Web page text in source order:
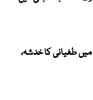
میں طغیانی کا خدشہ،